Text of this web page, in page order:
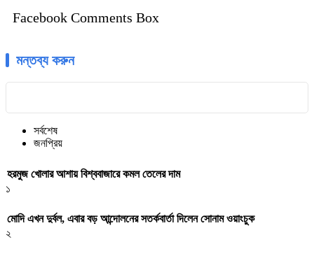
Facebook Comments Box
মন্তব্য করুন
সর্বশেষ
জনপ্রিয়
হরমুজ খোলার আশায় বিশ্ববাজারে কমল তেলের দাম
১
মোদি এখন দুর্বল, এবার বড় আন্দোলনের সতর্কবার্তা দিলেন সোনাম ওয়াংচুক
২